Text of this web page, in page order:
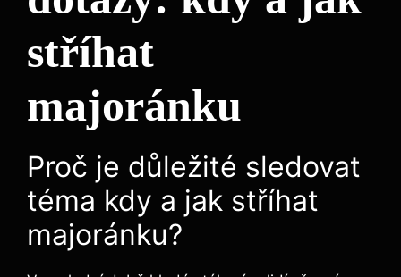
stříhat
majoránku
Proč je důležité sledovat
téma kdy a jak stříhat
majoránku?